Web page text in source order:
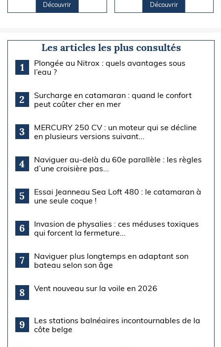
Découvrir Découvrir
Les articles les plus consultés
1
Plongée au Nitrox : quels avantages sous
l’eau ?
2
Surcharge en catamaran : quand le confort
peut coûter cher en mer
3
MERCURY 250 CV : un moteur qui se décline
en plusieurs versions suivant...
4
Naviguer au-delà du 60e parallèle : les règles
d’une croisière pas...
5
Essai Jeanneau Sea Loft 480 : le catamaran à
une seule coque !
6
Invasion de physalies : ces méduses toxiques
qui forcent la fermeture...
7
Naviguer plus longtemps en adaptant son
bateau selon son âge
8 Vent nouveau sur la voile en 2026
9
Les stations balnéaires incontournables de la
côte belge